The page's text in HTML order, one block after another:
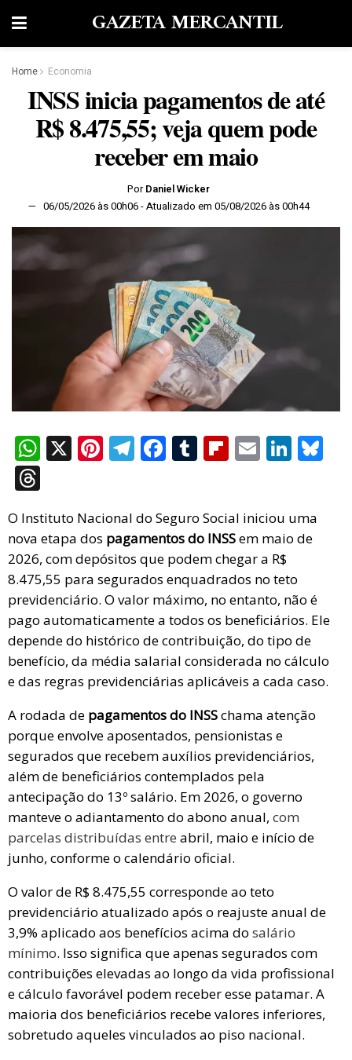
GAZETA MERCANTIL
Home Economia
INSS inicia pagamentos de até
R$ 8.475,55; veja quem pode
receber em maio
Por Daniel Wicker
06/05/2026 às 00h06 - Atualizado em 05/08/2026 às 00h44
W
h
s
A
p
p
X Pi
nt
es
t
T
el
gr
a
m
F
a
b
o
o
k
T
u
bl
r
Fli
p
o
ar
d
E
m
Li
n
dI
n
e
a
d
s
O Instituto Nacional do Seguro Social iniciou uma
nova etapa dos pagamentos do INSSem maio de
2026, com depósitos que podem chegar a R$
8.475,55 para segurados enquadrados no teto
previdenciário. O valor máximo, no entanto, não é
pago automaticamente a todos os beneficiários. Ele
depende do histórico de contribuição, do tipo de
benefício, da média salarial considerada no cálculo
e das regras previdenciárias aplicáveis a cada caso.
A rodada de pagamentos do INSSchama atenção
porque envolve aposentados, pensionistas e
segurados que recebem auxílios previdenciários,
além de beneficiários contemplados pela
antecipação do 13º salário. Em 2026, o governo
manteve o adiantamento do abono anual, com
parcelas distribuídas entre abril, maio e início de
junho, conforme o calendário oficial.
O valor de R$ 8.475,55 corresponde ao teto
previdenciário atualizado após o reajuste anual de
3,9% aplicado aos benefícios acima do salário
mínimo. Isso significa que apenas segurados com
contribuições elevadas ao longo da vida profissional
e cálculo favorável podem receber esse patamar. A
maioria dos beneficiários recebe valores inferiores,
sobretudo aqueles vinculados ao piso nacional.